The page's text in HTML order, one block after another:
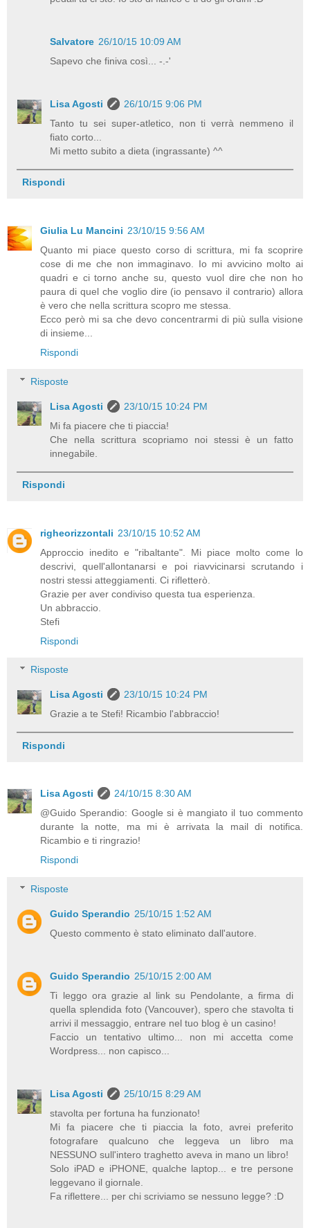
Salvatore 26/10/15 10:09 AM
Sapevo che finiva così... -.-'
Lisa Agosti
26/10/15 9:06 PM
Tanto tu sei super-atletico, non ti verrà nemmeno il
fiato corto...
Mi metto subito a dieta (ingrassante) ^^
Rispondi
Giulia Lu Mancini 23/10/15 9:56 AM
Quanto mi piace questo corso di scrittura, mi fa scoprire
cose di me che non immaginavo. Io mi avvicino molto ai
quadri e ci torno anche su, questo vuol dire che non ho
paura di quel che voglio dire (io pensavo il contrario) allora
è vero che nella scrittura scopro me stessa.
Ecco però mi sa che devo concentrarmi di più sulla visione
di insieme...
Rispondi
Risposte
Lisa Agosti
23/10/15 10:24 PM
Mi fa piacere che ti piaccia!
Che nella scrittura scopriamo noi stessi è un fatto
innegabile.
Rispondi
righeorizzontali 23/10/15 10:52 AM
Approccio inedito e "ribaltante". Mi piace molto come lo
descrivi, quell'allontanarsi e poi riavvicinarsi scrutando i
nostri stessi atteggiamenti. Ci rifletterò.
Grazie per aver condiviso questa tua esperienza.
Un abbraccio.
Stefi
Rispondi
Risposte
Lisa Agosti
23/10/15 10:24 PM
Grazie a te Stefi! Ricambio l'abbraccio!
Rispondi
Lisa Agosti
24/10/15 8:30 AM
@Guido Sperandio: Google si è mangiato il tuo commento
durante la notte, ma mi è arrivata la mail di notifica.
Ricambio e ti ringrazio!
Rispondi
Risposte
Guido Sperandio 25/10/15 1:52 AM
Questo commento è stato eliminato dall'autore.
Guido Sperandio 25/10/15 2:00 AM
Ti leggo ora grazie al link su Pendolante, a firma di
quella splendida foto (Vancouver), spero che stavolta ti
arrivi il messaggio, entrare nel tuo blog è un casino!
Faccio un tentativo ultimo... non mi accetta come
Wordpress... non capisco...
Lisa Agosti
25/10/15 8:29 AM
stavolta per fortuna ha funzionato!
Mi fa piacere che ti piaccia la foto, avrei preferito
fotografare qualcuno che leggeva un libro ma
NESSUNO sull'intero traghetto aveva in mano un libro!
Solo iPAD e iPHONE, qualche laptop... e tre persone
leggevano il giornale.
Fa riflettere... per chi scriviamo se nessuno legge? :D